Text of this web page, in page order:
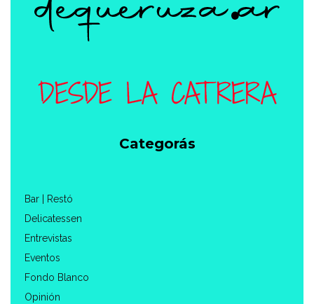
Categorás
Bar | Restó
Delicatessen
Entrevistas
Eventos
Fondo Blanco
Opinión